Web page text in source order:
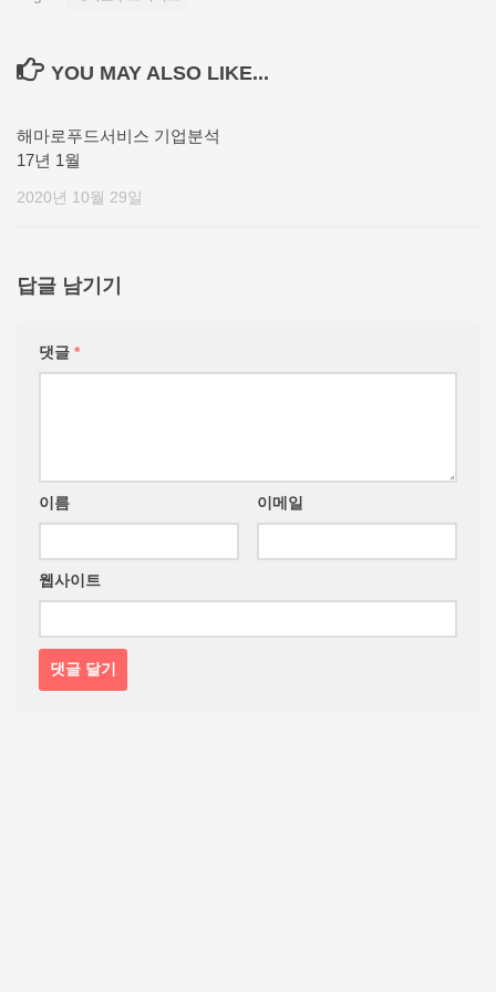
YOU MAY ALSO LIKE...
해마로푸드서비스 기업분석
17년 1월
2020년 10월 29일
답글 남기기
댓글 *
이름 이메일
웹사이트